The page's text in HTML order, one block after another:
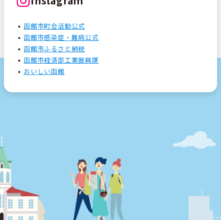
函館市町会活動公式
函館市感染症・難病公式
函館市ふるさと納税
函館市経済部工業振興課
おいしい函館